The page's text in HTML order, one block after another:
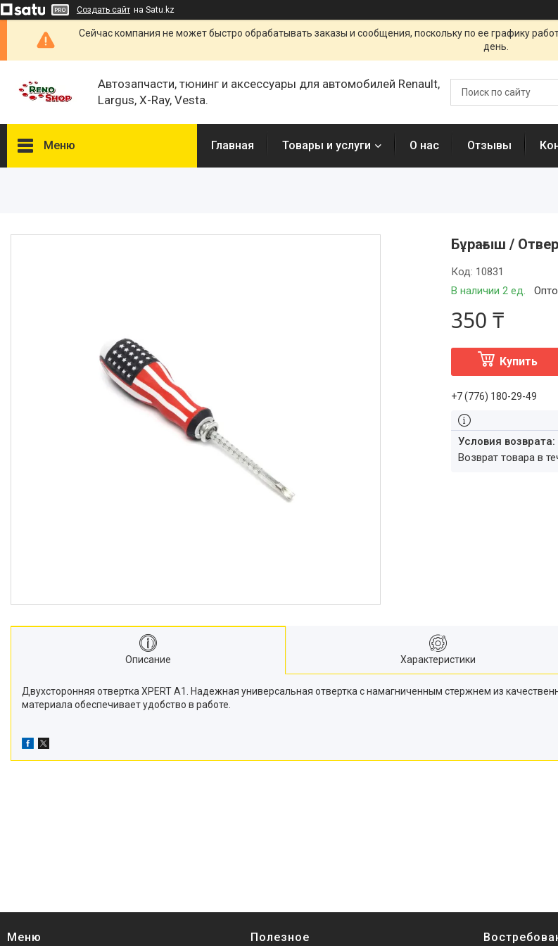
Создать сайт на Satu.kz
Сейчас компания не может быстро обрабатывать заказы и сообщения, поскольку по ее графику
день.
Автозапчасти, тюнинг и аксессуары для автомобилей Renault,
Largus, X-Ray, Vesta.
Меню Главная Товары и услуги О нас Отзывы
Бұрағыш /
В наличии 2 ед.
Код: 10831
350 ₸
Купить
+7 (776) 180-29-49
возврат товара в
Описание Характеристики
Двухсторонняя отвертка XPERT A1. Надежная универсальная отвертка с намагниченным стержнем из
материала обеспечивает удобство в работе.
Меню Полезное